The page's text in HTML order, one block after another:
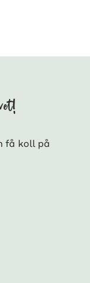
få koll på